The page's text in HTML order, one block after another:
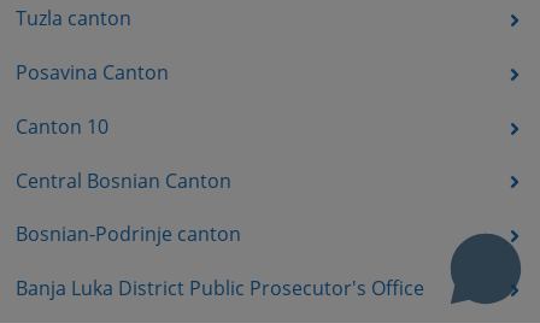
Tuzla canton
Posavina Canton
Canton 10
Central Bosnian Canton
Bosnian-Podrinje canton
Banja Luka District Public Prosecutor's Office